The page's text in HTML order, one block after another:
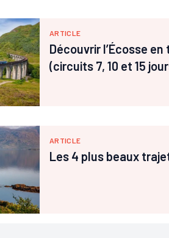
ARTICLE
Découvrir l’Écosse
(circuits 7, 10 et 15
ARTICLE
Les 4 plus beaux